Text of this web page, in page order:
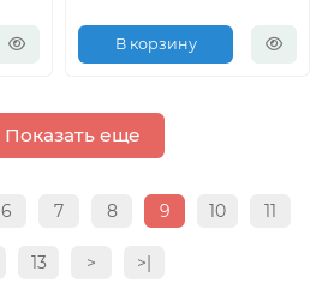
В корзину
Показать еще
6 7 8 9 10 11
13 > >|